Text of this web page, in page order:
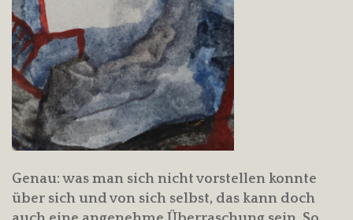
Genau: was man sich nicht vorstellen konnte
über sich und von sich selbst, das kann doch